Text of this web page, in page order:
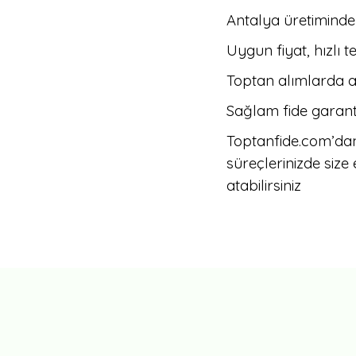
Antalya
Uygun fiyat, hızlı
Toptan alımlarda
Sağlam fide
süreçlerinizde size
atabilirsiniz